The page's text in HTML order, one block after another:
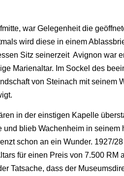
war Gelegenheit die
wird diese in einem
Sitz seinerzeit Avignon war
Marienaltar. Im Sockel des
von Steinach mit seinem
in der einstigen Kapelle
blieb Wachenheim in seinem
schon an ein Wunder. 1927/
für einen Preis von 7.500 RM
Tatsache, dass der